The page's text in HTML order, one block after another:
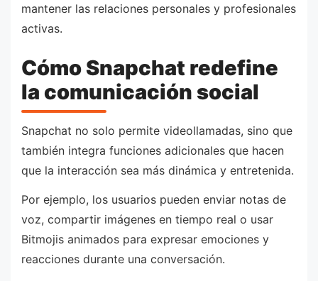
mantener las relaciones personales y profesionales
activas.
Cómo Snapchat redefine
la comunicación social
Snapchat no solo permite videollamadas, sino que
también integra funciones adicionales que hacen
que la interacción sea más dinámica y entretenida.
Por ejemplo, los usuarios pueden enviar notas de
voz, compartir imágenes en tiempo real o usar
Bitmojis animados para expresar emociones y
reacciones durante una conversación.